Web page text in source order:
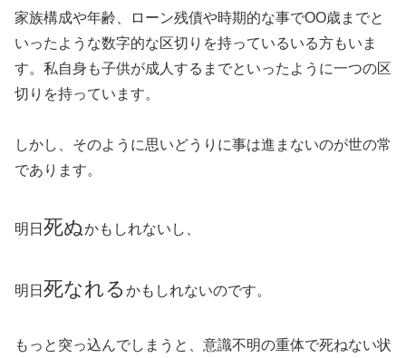
家族構成や年齢、ローン残債や時期的な事でOO歳までと
いったような数字的な区切りを持っているいる方もいま
す。私自身も子供が成人するまでといったように一つの区
切りを持っています。
しかし、そのように思いどうりに事は進まないのが世の常
であります。
明日 死ぬかもしれないし、
明日 死なれる かもしれないのです。
もっと突っ込んでしまうと、意識不明の重体で死ねない状